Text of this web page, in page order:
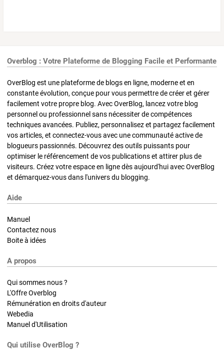
Overblog : Votre Plateforme de Blogging Facile et Performante
OverBlog est une plateforme de blogs en ligne, moderne et en
constante évolution, conçue pour vous permettre de créer et gérer
facilement votre propre blog. Avec OverBlog, lancez votre blog
personnel ou professionnel sans nécessiter de compétences
techniques avancées. Publiez, personnalisez et partagez facilement
vos articles, et connectez-vous avec une communauté active de
blogueurs passionnés. Découvrez des outils puissants pour
optimiser le référencement de vos publications et attirer plus de
visiteurs. Créez votre espace en ligne dès aujourd'hui avec OverBlog
et démarquez-vous dans l'univers du blogging.
Aide
Manuel
Contactez nous
Boite à idées
A propos
Qui sommes nous ?
L'Offre Overblog
Rémunération en droits d'auteur
Webedia
Manuel d'Utilisation
Qui utilise OverBlog ?